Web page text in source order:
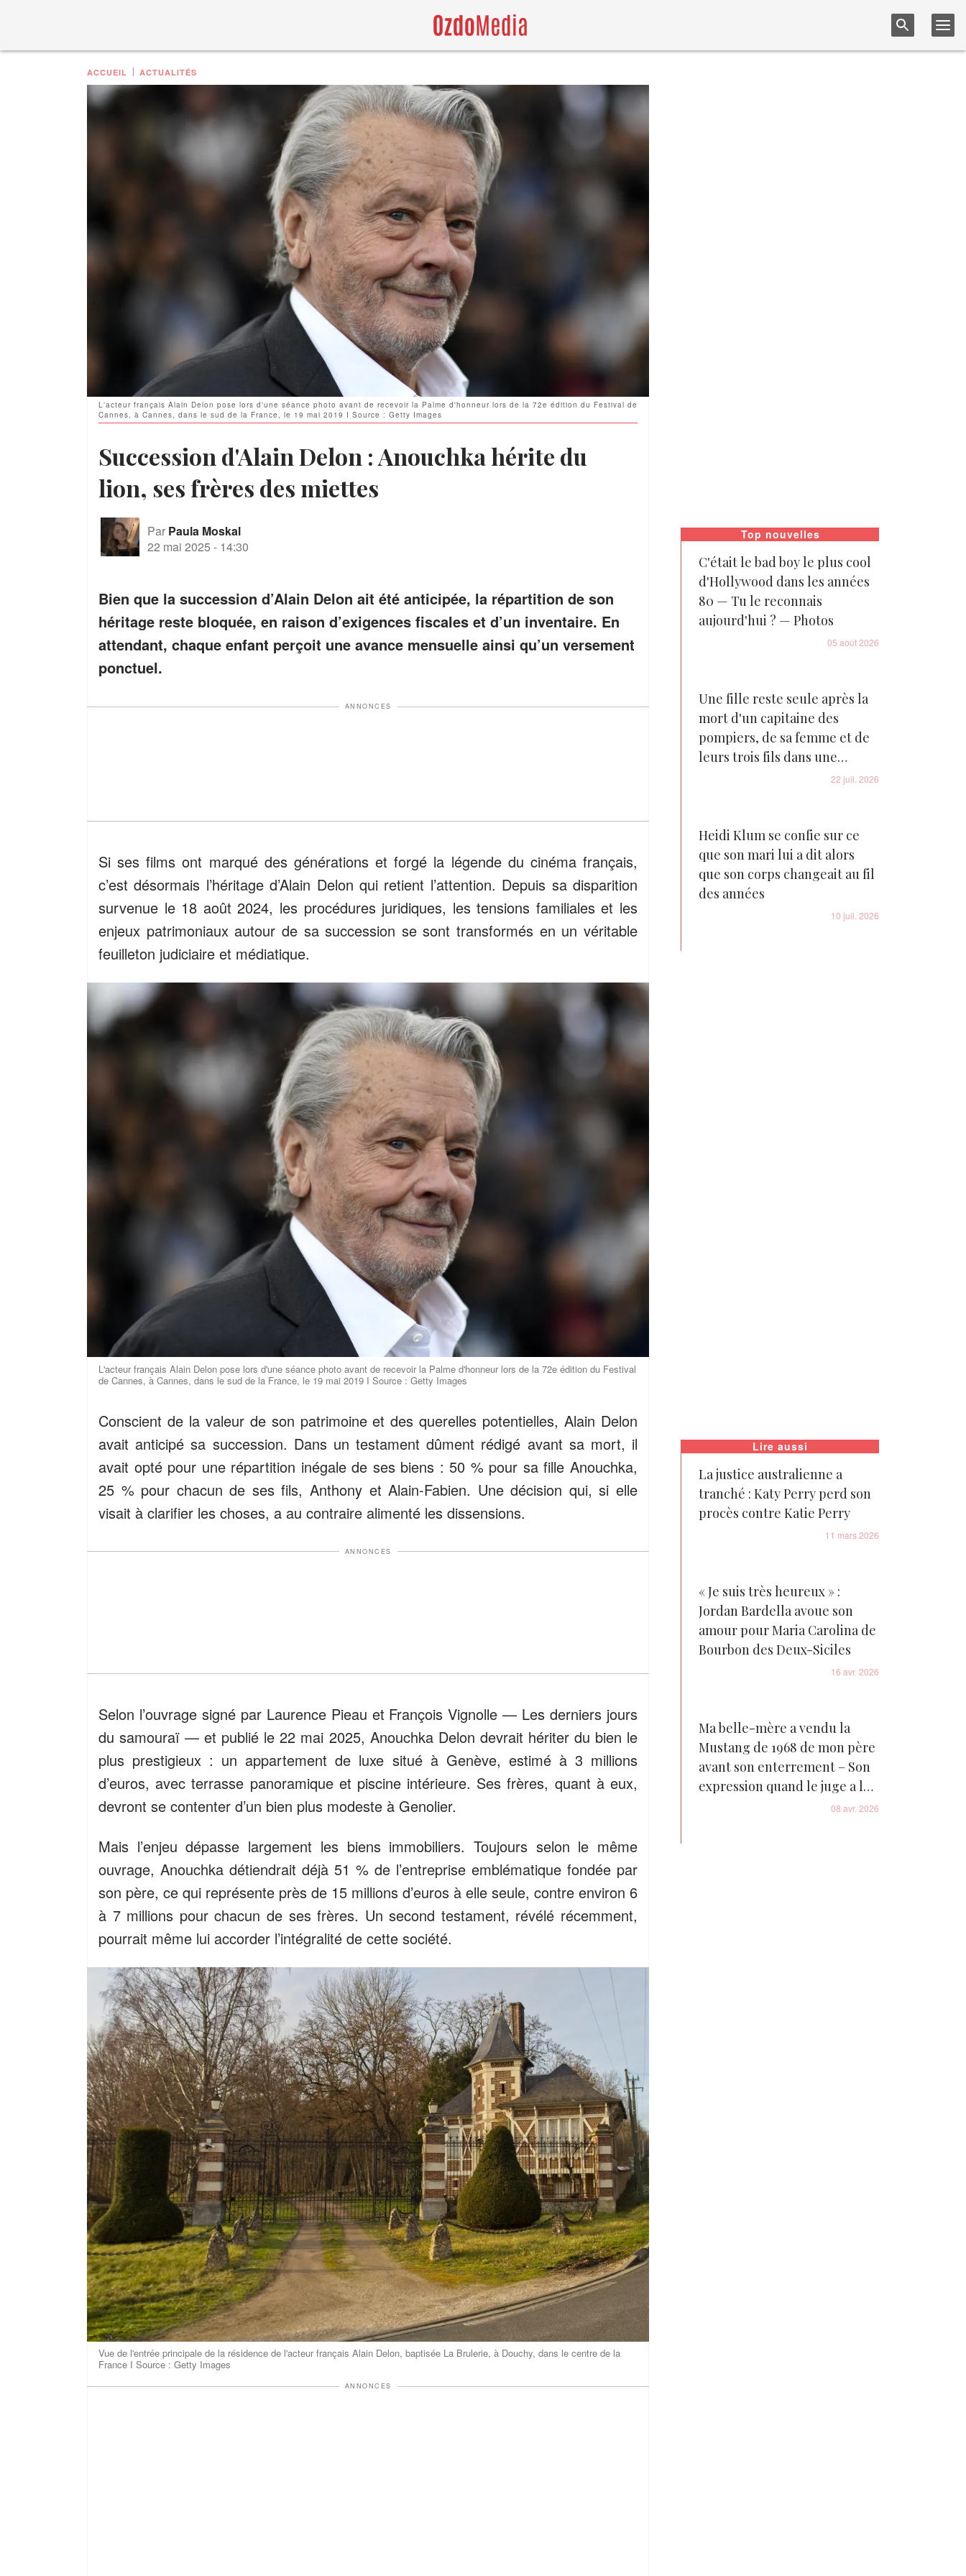
ACCUEIL ACTUALITÉS
L'acteur français Alain Delon pose lors d'une séance photo avant de recevoir la Palme d'honneur lors de la 72e édition du Festival de
Cannes, à Cannes, dans le sud de la France, le 19 mai 2019 I Source : Getty Images
Succession d'Alain Delon : Anouchka hérite du
lion, ses frères des miettes
Par Paula Moskal
22 mai 2025 - 14:30
Bien que la succession d’Alain Delon ait été anticipée, la répartition de son
héritage reste bloquée, en raison d’exigences fiscales et d’un inventaire. En
attendant, chaque enfant perçoit une avance mensuelle ainsi qu’un versement
ponctuel.
ANNONCES
Si ses films ont marqué des générations et forgé la légende du cinéma français,
c’est désormais l’héritage d’Alain Delon qui retient l’attention. Depuis sa disparition
survenue le 18 août 2024, les procédures juridiques, les tensions familiales et les
enjeux patrimoniaux autour de sa succession se sont transformés en un véritable
feuilleton judiciaire et médiatique.
L'acteur français Alain Delon pose lors d'une séance photo avant de recevoir la Palme d'honneur lors de la 72e édition du Festival
de Cannes, à Cannes, dans le sud de la France, le 19 mai 2019 I Source : Getty Images
Conscient de la valeur de son patrimoine et des querelles potentielles, Alain Delon
avait anticipé sa succession. Dans un testament dûment rédigé avant sa mort, il
avait opté pour une répartition inégale de ses biens : 50 % pour sa fille Anouchka,
25 % pour chacun de ses fils, Anthony et Alain-Fabien. Une décision qui, si elle
visait à clarifier les choses, a au contraire alimenté les dissensions.
ANNONCES
Selon l’ouvrage signé par Laurence Pieau et François Vignolle — Les derniers jours
du samouraï — et publié le 22 mai 2025, Anouchka Delon devrait hériter du bien le
plus prestigieux : un appartement de luxe situé à Genève, estimé à 3 millions
d’euros, avec terrasse panoramique et piscine intérieure. Ses frères, quant à eux,
devront se contenter d’un bien plus modeste à Genolier.
Mais l’enjeu dépasse largement les biens immobiliers. Toujours selon le même
ouvrage, Anouchka détiendrait déjà 51 % de l’entreprise emblématique fondée par
son père, ce qui représente près de 15 millions d’euros à elle seule, contre environ 6
à 7 millions pour chacun de ses frères. Un second testament, révélé récemment,
pourrait même lui accorder l’intégralité de cette société.
Vue de l'entrée principale de la résidence de l'acteur français Alain Delon, baptisée La Brulerie, à Douchy, dans le centre de la
France I Source : Getty Images
ANNONCES
Top nouvelles
C'était le bad boy le plus cool
d'Hollywood dans les années
80 — Tu le reconnais
aujourd'hui ? — Photos
05 août 2026
Une fille reste seule après la
mort d'un capitaine des
pompiers, de sa femme et de
leurs trois fils dans une
tragédie familiale déchirante
22 juil. 2026
Heidi Klum se confie sur ce
que son mari lui a dit alors
que son corps changeait au fil
des années
10 juil. 2026
Lire aussi
La justice australienne a
tranché : Katy Perry perd son
procès contre Katie Perry
11 mars 2026
« Je suis très heureux » :
Jordan Bardella avoue son
amour pour Maria Carolina de
Bourbon des Deux-Siciles
16 avr. 2026
Ma belle-mère a vendu la
Mustang de 1968 de mon père
avant son enterrement – Son
expression quand le juge a lu
08 avr. 2026